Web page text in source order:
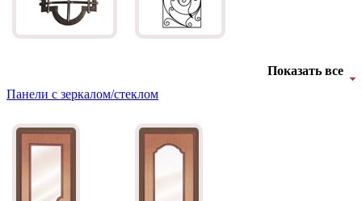
Д-11 Н
C45 C46
Показать все
Панели с зеркалом/стеклом